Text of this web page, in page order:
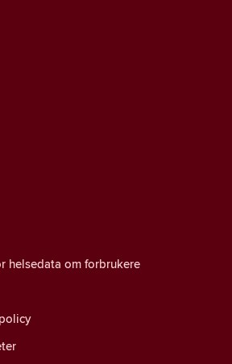
helsedata om forbrukere